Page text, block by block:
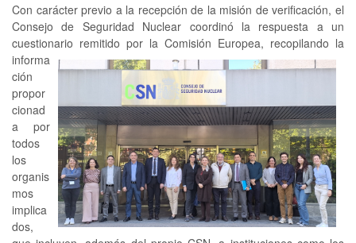
Con carácter previo a la recepción de la misión de verificación, el
Consejo de Seguridad Nuclear coordinó la respuesta a un
cuestionario remitido por la Comisión Europea, recopilando la
informa
ción
propor
cionad
a por
todos
los
organis
mos
implica
dos,